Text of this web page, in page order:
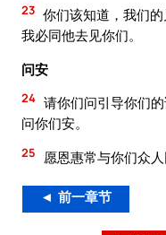
23 你们该知道，我们
我必同他去见你们。
问安
24 请你们问引导你们
问你们安。
25 愿恩惠常与你们众人
◄ 前一章节